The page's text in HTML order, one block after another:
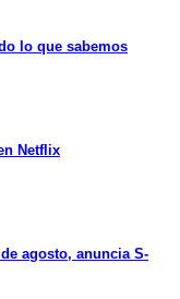
lo que sabemos
Netflix
agosto, anuncia S-